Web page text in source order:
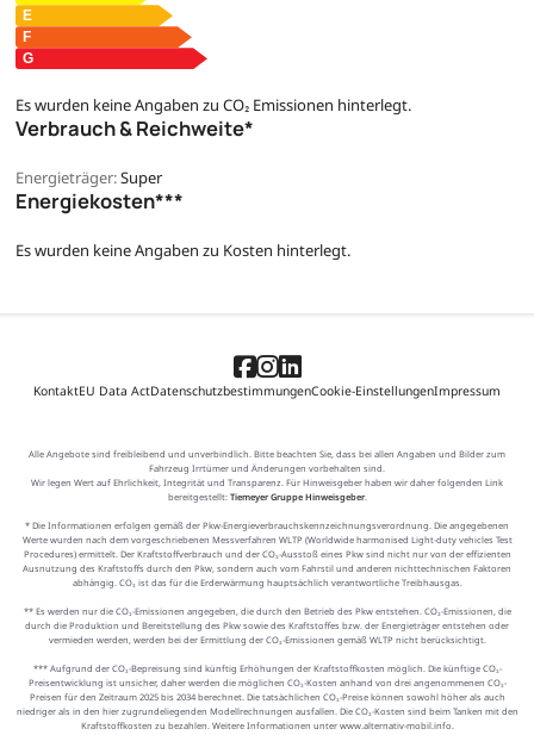
Es wurden keine Angaben zu CO₂ Emissionen hinterlegt.
Verbrauch & Reichweite*
Energieträger:Super
Energiekosten***
Es wurden keine Angaben zu Kosten hinterlegt.
KontaktEU Data ActDatenschutzbestimmungenCookie-EinstellungenImpressum
Alle Angebote sind freibleibend und unverbindlich. Bitte beachten Sie, dass bei allen Angaben und Bilder zum
Fahrzeug Irrtümer und Änderungen vorbehalten sind.
Wir legen Wert auf Ehrlichkeit, Integrität und Transparenz. Für Hinweisgeber haben wir daher folgenden Link
bereitgestellt: Tiemeyer Gruppe Hinweisgeber.
* Die Informationen erfolgen gemäß der Pkw-Energieverbrauchskennzeichnungsverordnung. Die angegebenen
Werte wurden nach dem vorgeschriebenen Messverfahren WLTP (Worldwide harmonised Light-duty vehicles Test
Procedures) ermittelt. Der Kraftstoffverbrauch und der CO₂-Ausstoß eines Pkw sind nicht nur von der effizienten
Ausnutzung des Kraftstoffs durch den Pkw, sondern auch vom Fahrstil und anderen nichttechnischen Faktoren
abhängig. CO₂ ist das für die Erderwärmung hauptsächlich verantwortliche Treibhausgas.
** Es werden nur die CO₂-Emissionen angegeben, die durch den Betrieb des Pkw entstehen. CO₂-Emissionen, die
durch die Produktion und Bereitstellung des Pkw sowie des Kraftstoffes bzw. der Energieträger entstehen oder
vermieden werden, werden bei der Ermittlung der CO₂-Emissionen gemäß WLTP nicht berücksichtigt.
*** Aufgrund der CO₂-Bepreisung sind künftig Erhöhungen der Kraftstoffkosten möglich. Die künftige CO₂-
Preisentwicklung ist unsicher, daher werden die möglichen CO₂-Kosten anhand von drei angenommenen CO₂-
Preisen für den Zeitraum 2025 bis 2034 berechnet. Die tatsächlichen CO₂-Preise können sowohl höher als auch
niedriger als in den hier zugrundeliegenden Modellrechnungen ausfallen. Die CO₂-Kosten sind beim Tanken mit den
Kraftstoffkosten zu bezahlen. Weitere Informationen unter www.alternativ-mobil.info.